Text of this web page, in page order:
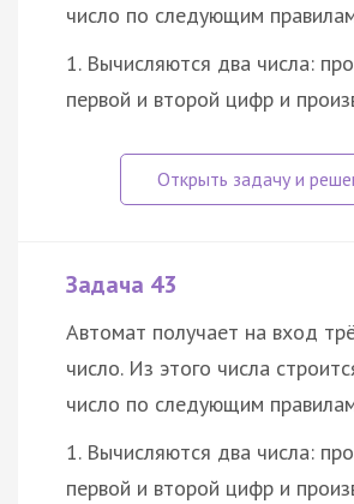
число по следующим
1. Вычисляются два числа:
первой и второй цифр и
Задача 43
Автомат получает на вход
число. Из этого числа
число по следующим
1. Вычисляются два числа:
первой и второй цифр и